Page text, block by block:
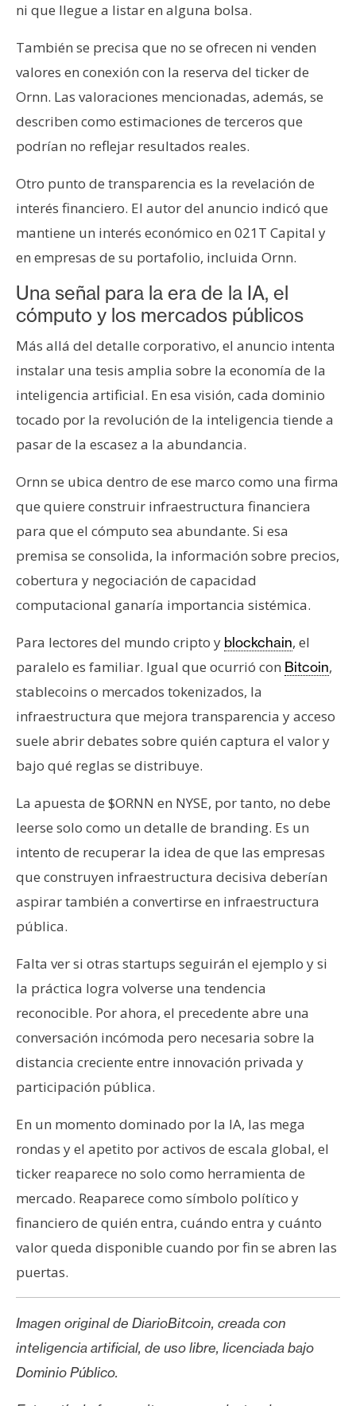
ni que llegue a listar en alguna bolsa.
También se precisa que no se ofrecen ni venden
valores en conexión con la reserva del ticker de
Ornn. Las valoraciones mencionadas, además, se
describen como estimaciones de terceros que
podrían no reflejar resultados reales.
Otro punto de transparencia es la revelación de
interés financiero. El autor del anuncio indicó que
mantiene un interés económico en 021T Capital y
en empresas de su portafolio, incluida Ornn.
Una señal para la era de la IA, el
cómputo y los mercados públicos
Más allá del detalle corporativo, el anuncio intenta
instalar una tesis amplia sobre la economía de la
inteligencia artificial. En esa visión, cada dominio
tocado por la revolución de la inteligencia tiende a
pasar de la escasez a la abundancia.
Ornn se ubica dentro de ese marco como una firma
que quiere construir infraestructura financiera
para que el cómputo sea abundante. Si esa
premisa se consolida, la información sobre precios,
cobertura y negociación de capacidad
computacional ganaría importancia sistémica.
Para lectores del mundo cripto y blockchain, el
paralelo es familiar. Igual que ocurrió con Bitcoin,
stablecoins o mercados tokenizados, la
infraestructura que mejora transparencia y acceso
suele abrir debates sobre quién captura el valor y
bajo qué reglas se distribuye.
La apuesta de $ORNN en NYSE, por tanto, no debe
leerse solo como un detalle de branding. Es un
intento de recuperar la idea de que las empresas
que construyen infraestructura decisiva deberían
aspirar también a convertirse en infraestructura
pública.
Falta ver si otras startups seguirán el ejemplo y si
la práctica logra volverse una tendencia
reconocible. Por ahora, el precedente abre una
conversación incómoda pero necesaria sobre la
distancia creciente entre innovación privada y
participación pública.
En un momento dominado por la IA, las mega
rondas y el apetito por activos de escala global, el
ticker reaparece no solo como herramienta de
mercado. Reaparece como símbolo político y
financiero de quién entra, cuándo entra y cuánto
valor queda disponible cuando por fin se abren las
puertas.
Imagen original de DiarioBitcoin, creada con
inteligencia artificial, de uso libre, licenciada bajo
Dominio Público.